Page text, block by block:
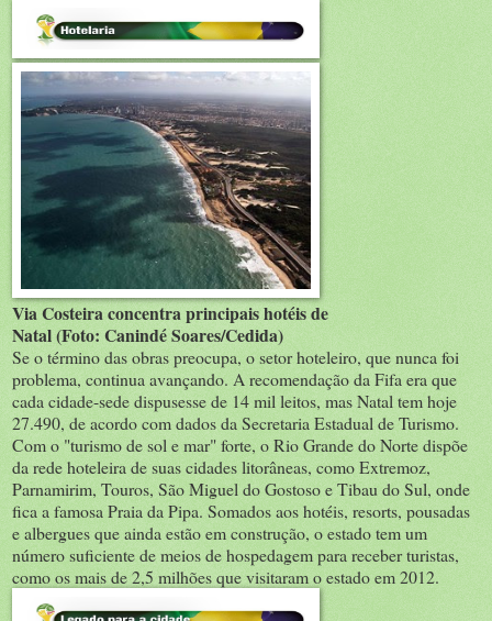
Via Costeira concentra principais hotéis de
Natal (Foto: Canindé Soares/Cedida)
Se o término das obras preocupa, o setor hoteleiro, que nunca foi
problema, continua avançando. A recomendação da Fifa era que
cada cidade-sede dispusesse de 14 mil leitos, mas Natal tem hoje
27.490, de acordo com dados da Secretaria Estadual de Turismo.
Com o "turismo de sol e mar" forte, o Rio Grande do Norte dispõe
da rede hoteleira de suas cidades litorâneas, como Extremoz,
Parnamirim, Touros, São Miguel do Gostoso e Tibau do Sul, onde
fica a famosa Praia da Pipa. Somados aos hotéis, resorts, pousadas
e albergues que ainda estão em construção, o estado tem um
número suficiente de meios de hospedagem para receber turistas,
como os mais de 2,5 milhões que visitaram o estado em 2012.